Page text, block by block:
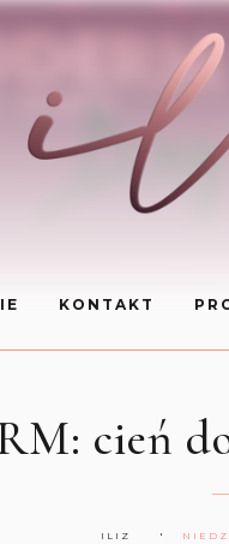
KONTAKT
cień
ILIZ